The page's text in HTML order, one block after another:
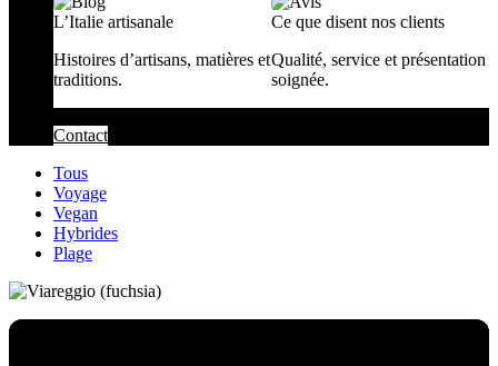
L’Italie artisanale
Histoires d’artisans, matières et
traditions.
Ce que disent nos clients
Qualité, service et présentation
soignée.
Contact
Tous
Voyage
Vegan
Hybrides
Plage